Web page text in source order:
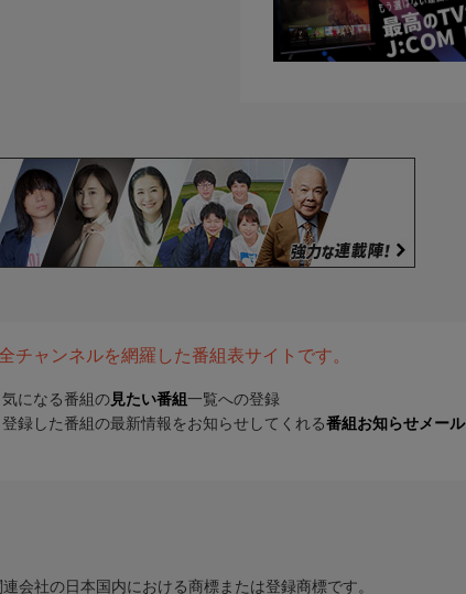
チャンネルを網羅した番組表サイトです。
気になる番組の 見たい番組 一覧への登録
登録した番組の最新情報をお知らせしてくれる番組お知らせメール
会社の日本国内における商標または登録商標です。